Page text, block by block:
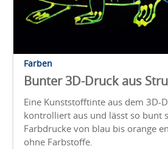
Farben
Bunter 3D-Druck aus
Eine Kunststofftinte aus dem 3D-
kontrolliert aus und lässt so bunt
Farbdrucke von blau bis orange
ohne Farbstoffe.